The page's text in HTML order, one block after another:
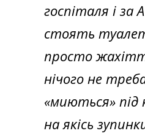
госпіталя і за
стоять
просто
нічого не
«миються» під
на якісь